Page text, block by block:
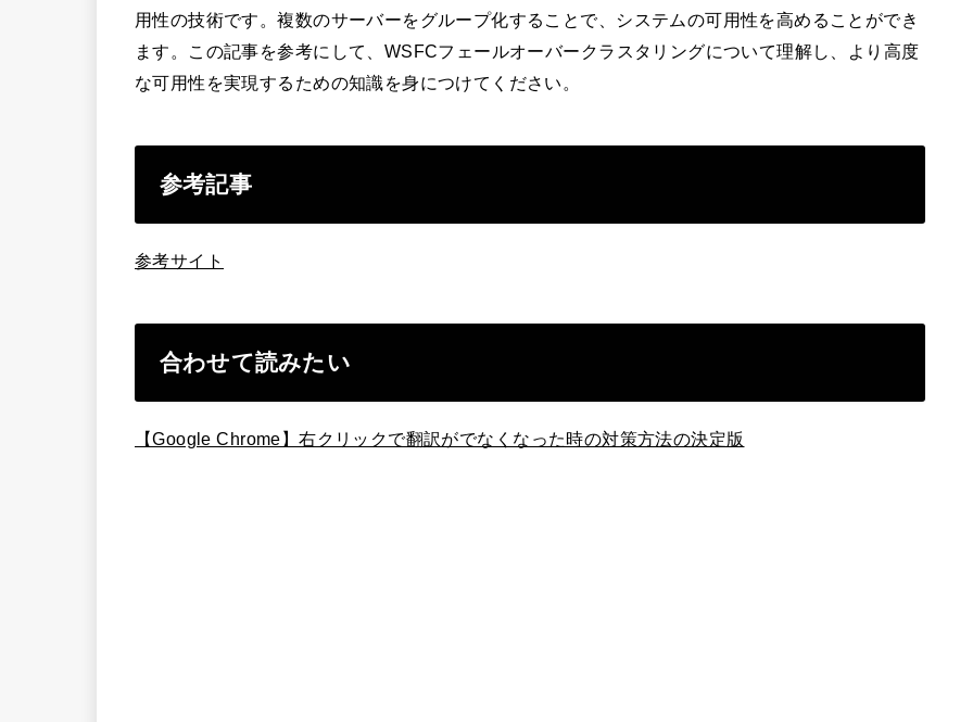
用性の技術です。複数のサーバーをグループ化することで、システムの可用性を高めることができ
ます。この記事を参考にして、WSFCフェールオーバークラスタリングについて理解し、より高度
な可用性を実現するための知識を身につけてください。
参考記事
参考サイト
合わせて読みたい
【Google Chrome】右クリックで翻訳がでなくなった時の対策方法の決定版